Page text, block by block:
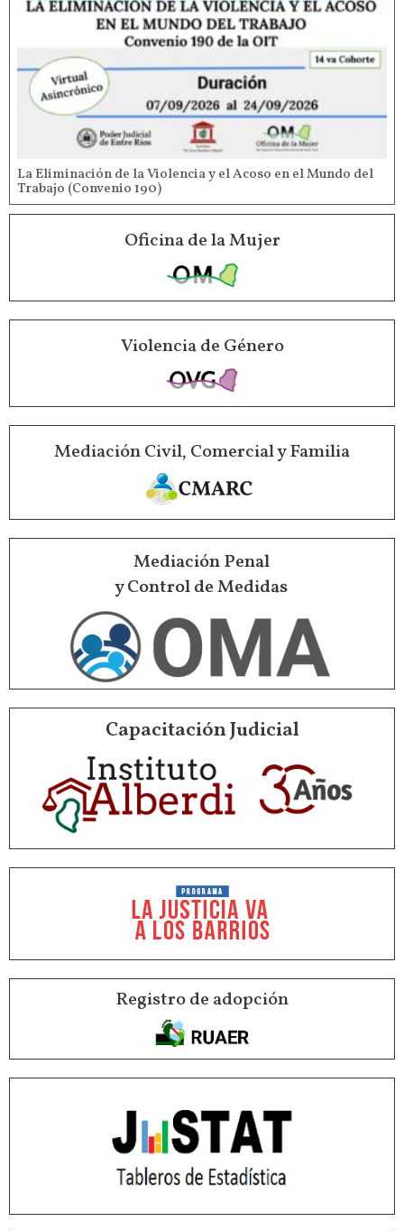
La Eliminación de la Violencia y el Acoso en el Mundo del
Trabajo (Convenio 190)
Oficina de la Mujer
Violencia de Género
Mediación Civil, Comercial y Familia
Mediación Penal
y Control de Medidas
Capacitación Judicial
Registro de adopción